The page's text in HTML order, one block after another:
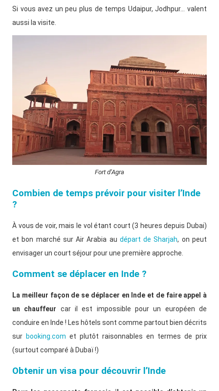
Si vous avez un peu plus de temps Udaipur, Jodhpur… valent
aussi la visite.
Fort d’Agra
Combien de temps prévoir pour visiter l’Inde
?
À vous de voir, mais le vol étant court (3 heures depuis Dubai)
et bon marché sur Air Arabia au départ de Sharjah, on peut
envisager un court séjour pour une première approche.
Comment se déplacer en Inde ?
La meilleur façon de se déplacer en Inde et de faire appel à
un chauffeur car il est impossible pour un européen de
conduire en Inde ! Les hôtels sont comme partout bien décrits
sur booking.com et plutôt raisonnables en termes de prix
(surtout comparé à Dubaï !)
Obtenir un visa pour découvrir l’Inde